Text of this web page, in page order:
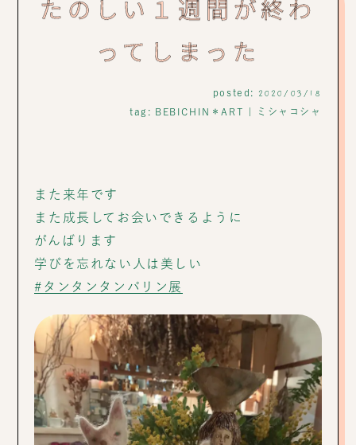
たのしい１週間が終わ
ってしまった
posted: 2020/03/18
tag:
BEBICHIN＊ART ミシャコシャ
また来年です
また成長してお会いできるように
がんばります
学びを忘れない人は美しい
#タンタンタンバリン展